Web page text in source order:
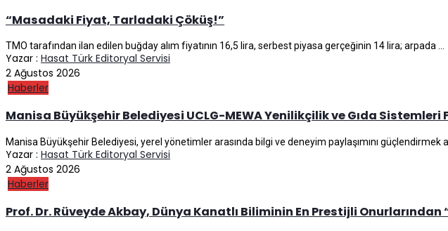
“Masadaki Fiyat, Tarladaki Çöküş!”
TMO tarafından ilan edilen buğday alım fiyatının 16,5 lira, serbest piyasa gerçeğinin 14 lira; arpada ...
Yazar : Hasat Türk Editoryal Servisi
2 Ağustos 2026
Haberler
Manisa Büyükşehir Belediyesi UCLG-MEWA Yenilikçilik ve Gıda Sistemleri
Manisa Büyükşehir Belediyesi, yerel yönetimler arasında bilgi ve deneyim paylaşımını güçlendirmek
Yazar : Hasat Türk Editoryal Servisi
2 Ağustos 2026
Haberler
Prof. Dr. Rüveyde Akbay, Dünya Kanatlı Biliminin En Prestijli